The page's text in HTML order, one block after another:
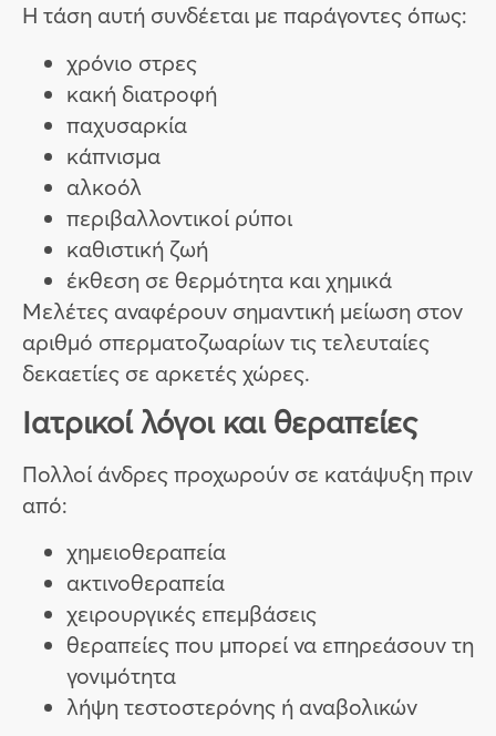
Η τάση αυτή συνδέεται με παράγοντες όπως:
χρόνιο στρες
κακή διατροφή
παχυσαρκία
κάπνισμα
αλκοόλ
περιβαλλοντικοί ρύποι
καθιστική ζωή
έκθεση σε θερμότητα και χημικά
Μελέτες αναφέρουν σημαντική μείωση στον
αριθμό σπερματοζωαρίων τις τελευταίες
δεκαετίες σε αρκετές χώρες.
Ιατρικοί λόγοι και θεραπείες
Πολλοί άνδρες προχωρούν σε κατάψυξη πριν
από:
χημειοθεραπεία
ακτινοθεραπεία
χειρουργικές επεμβάσεις
θεραπείες που μπορεί να επηρεάσουν τη
γονιμότητα
λήψη τεστοστερόνης ή αναβολικών